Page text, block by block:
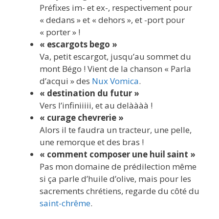
Préfixes im- et ex-, respectivement pour
« dedans » et « dehors », et -port pour
« porter » !
« escargots bego »
Va, petit escargot, jusqu’au sommet du
mont Bégo ! Vient de la chanson « Parla
d’acqui » des Nux Vomica.
« destination du futur »
Vers l’infiniiiii, et au delàààà !
« curage chevrerie »
Alors il te faudra un tracteur, une pelle,
une remorque et des bras !
« comment composer une huil saint »
Pas mon domaine de prédilection même
si ça parle d’huile d’olive, mais pour les
sacrements chrétiens, regarde du côté du
saint-chrême.